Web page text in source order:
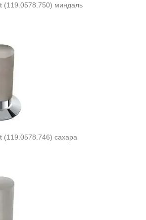
(119.0578.750) миндаль
(119.0578.746) сахара